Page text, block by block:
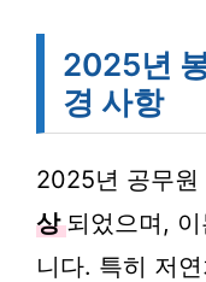
2025년
경 사항
2025년 공무원
상 되었으며,
니다. 특히 저